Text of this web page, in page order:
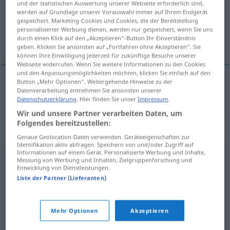
Übersicht aller Übersetzungen
(Für mehr Details die Übersetzung anklicken/antippen)
hræðast, skelfast
hræðast, skelfast erschrecken
„erschrecken“ : transitives Verb
erschrecken v/t
Übersicht aller Übersetzungen
hræða, skelfa
und der statistischen Auswertung unserer Webseite erforderlich sind,
werden auf Grundlage unserer Vorauswahl immer auf Ihrem Endgerät
gespeichert. Marketing-Cookies und Cookies, die der Bereitstellung
personalisierter Werbung dienen, werden nur gespeichert, wenn Sie uns
durch einen Klick auf den „Akzeptieren“-Button Ihr Einverständnis
geben. Klicken Sie ansonsten auf „Fortfahren ohne Akzeptieren“. Sie
können Ihre Einwilligung jederzeit für zukünftige Besuche unserer
Webseite widerrufen. Wenn Sie weitere Informationen zu den Cookies
und den Anpassungsmöglichkeiten möchten, klicken Sie einfach auf den
Button „Mehr Optionen“. Weitergehende Hinweise zu der
Datenverarbeitung entnehmen Sie ansonsten unserer
Datenschutzerklärung. Hier finden Sie unserImpressum.
Wir und unsere Partner verarbeiten Daten, um
Folgendes bereitzustellen:
Genaue Geolocation-Daten verwenden. Geräteeigenschaften zur
Identifikation aktiv abfragen. Speichern von und/oder Zugriff auf
Informationen auf einem Gerät. Personalisierte Werbung und Inhalte,
Messung von Werbung und Inhalten, Zielgruppenforschung und
Entwicklung von Dienstleistungen.
Liste der Partner (Lieferanten)
Mehr Optionen Akzeptieren